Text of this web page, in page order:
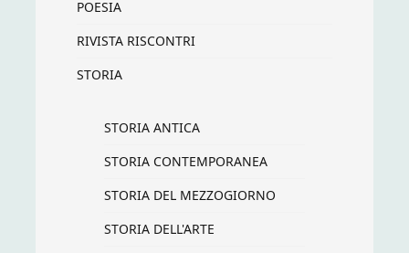
POESIA
RIVISTA RISCONTRI
STORIA
STORIA ANTICA
STORIA CONTEMPORANEA
STORIA DEL MEZZOGIORNO
STORIA DELL'ARTE